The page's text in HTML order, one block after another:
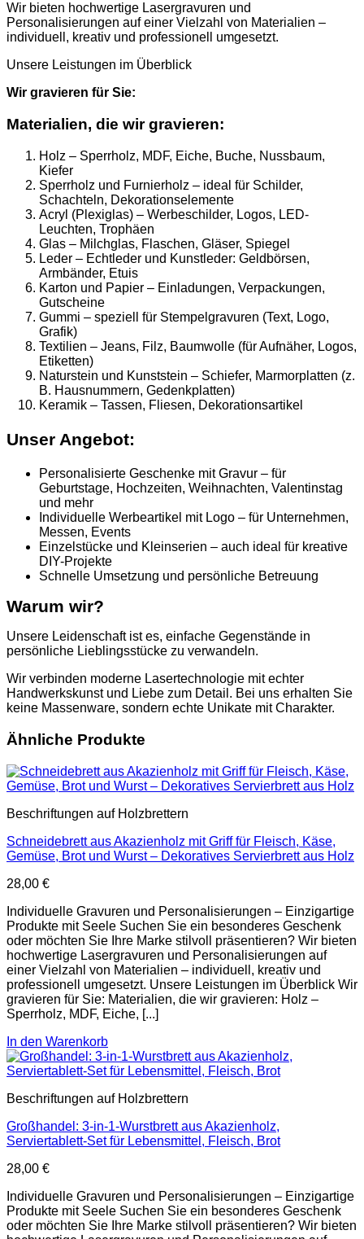
Wir bieten hochwertige Lasergravuren und
Personalisierungen auf einer Vielzahl von Materialien –
individuell, kreativ und professionell umgesetzt.
Unsere Leistungen im Überblick
Wir gravieren für Sie:
Materialien, die wir gravieren:
Holz – Sperrholz, MDF, Eiche, Buche, Nussbaum,
Kiefer
Sperrholz und Furnierholz – ideal für Schilder,
Schachteln, Dekorationselemente
Acryl (Plexiglas) – Werbeschilder, Logos, LED-
Leuchten, Trophäen
Glas – Milchglas, Flaschen, Gläser, Spiegel
Leder – Echtleder und Kunstleder: Geldbörsen,
Armbänder, Etuis
Karton und Papier – Einladungen, Verpackungen,
Gutscheine
Gummi – speziell für Stempelgravuren (Text, Logo,
Grafik)
Textilien – Jeans, Filz, Baumwolle (für Aufnäher, Logos,
Etiketten)
Naturstein und Kunststein – Schiefer, Marmorplatten (z.
B. Hausnummern, Gedenkplatten)
Keramik – Tassen, Fliesen, Dekorationsartikel
Unser Angebot:
Personalisierte Geschenke mit Gravur – für
Geburtstage, Hochzeiten, Weihnachten, Valentinstag
und mehr
Individuelle Werbeartikel mit Logo – für Unternehmen,
Messen, Events
Einzelstücke und Kleinserien – auch ideal für kreative
DIY-Projekte
Schnelle Umsetzung und persönliche Betreuung
Warum wir?
Unsere Leidenschaft ist es, einfache Gegenstände in
persönliche Lieblingsstücke zu verwandeln.
Wir verbinden moderne Lasertechnologie mit echter
Handwerkskunst und Liebe zum Detail. Bei uns erhalten Sie
keine Massenware, sondern echte Unikate mit Charakter.
Ähnliche Produkte
Beschriftungen auf Holzbrettern
Schneidebrett aus Akazienholz mit Griff für Fleisch, Käse,
Gemüse, Brot und Wurst – Dekoratives Servierbrett aus Holz
28,00 €
Individuelle Gravuren und Personalisierungen – Einzigartige
Produkte mit Seele Suchen Sie ein besonderes Geschenk
oder möchten Sie Ihre Marke stilvoll präsentieren? Wir bieten
hochwertige Lasergravuren und Personalisierungen auf
einer Vielzahl von Materialien – individuell, kreativ und
professionell umgesetzt. Unsere Leistungen im Überblick Wir
gravieren für Sie: Materialien, die wir gravieren: Holz –
Sperrholz, MDF, Eiche, [...]
In den Warenkorb
Beschriftungen auf Holzbrettern
Großhandel: 3-in-1-Wurstbrett aus Akazienholz,
Serviertablett-Set für Lebensmittel, Fleisch, Brot
28,00 €
Individuelle Gravuren und Personalisierungen – Einzigartige
Produkte mit Seele Suchen Sie ein besonderes Geschenk
oder möchten Sie Ihre Marke stilvoll präsentieren? Wir bieten